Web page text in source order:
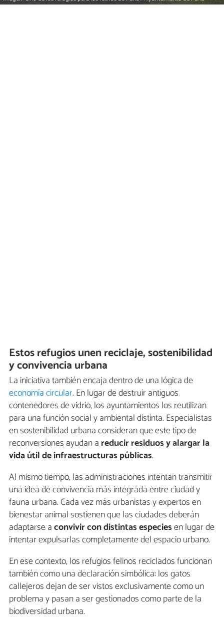
Estos refugios unen reciclaje, sostenibilidad
y convivencia urbana
La iniciativa también encaja dentro de una lógica de
economía circular. En lugar de destruir antiguos
contenedores de vidrio, los ayuntamientos los reutilizan
para una función social y ambiental distinta. Especialistas
en sostenibilidad urbana consideran que este tipo de
reconversiones ayudan a reducir residuos y alargar la
vida útil de infraestructuras públicas.
Al mismo tiempo, las administraciones intentan transmitir
una idea de convivencia más integrada entre ciudad y
fauna urbana. Cada vez más urbanistas y expertos en
bienestar animal sostienen que las ciudades deberán
adaptarse aconvivir con distintas especiesen lugar de
intentar expulsarlas completamente del espacio urbano.
En ese contexto, los refugios felinos reciclados funcionan
también como una declaración simbólica: los gatos
callejeros dejan de ser vistos exclusivamente como un
problema y pasan a ser gestionados como parte de la
biodiversidad urbana.